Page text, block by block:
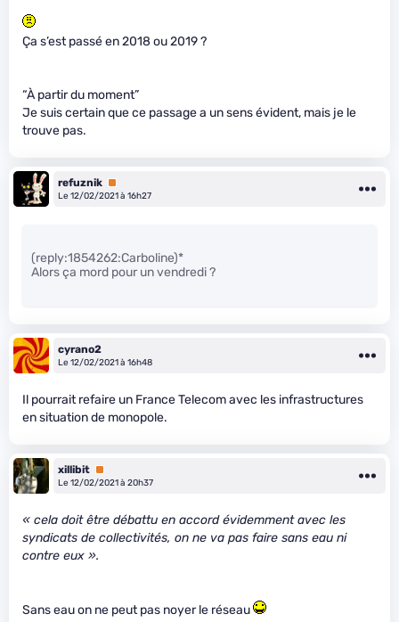
Ça s’est passé en 2018 ou 2019 ?
“À partir du moment”
Je suis certain que ce passage a un sens évident, mais je le
trouve pas.
refuznik Premium
Le 12/02/2021 à 16h27
(reply:1854262:Carboline)*
Alors ça mord pour un vendredi ?
cyrano2
Le 12/02/2021 à 16h48
Il pourrait refaire un France Telecom avec les infrastructures
en situation de monopole.
xillibit Premium
Le 12/02/2021 à 20h37
« cela doit être débattu en accord évidemment avec les
syndicats de collectivités, on ne va pas faire sans eau ni
contre eux ».
Sans eau on ne peut pas noyer le réseau